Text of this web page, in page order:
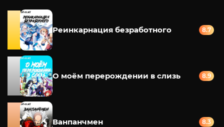
Реинкарнация безработного 8.7
О моём перерождении в слизь 8.9
Ванпанчмен 8.3